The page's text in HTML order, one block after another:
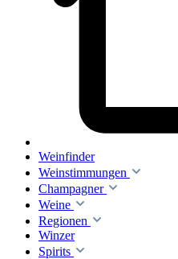
Weinfinder
Weinstimmungen
Champagner
Weine
Regionen
Winzer
Spirits